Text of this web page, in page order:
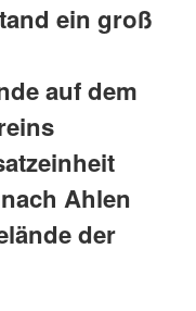
ein groß
auf dem
Ahlen
der